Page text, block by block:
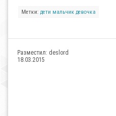
Метки: дети мальчик девочка
Разместил: deslord
18.03.2015